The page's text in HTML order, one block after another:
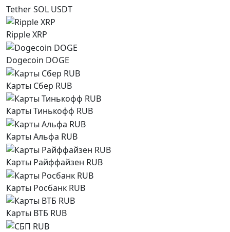
Tether SOL USDT
Ripple XRP
Dogecoin DOGE
Карты Сбер RUB
Карты Тинькофф RUB
Карты Альфа RUB
Карты Райффайзен RUB
Карты Росбанк RUB
Карты ВТБ RUB